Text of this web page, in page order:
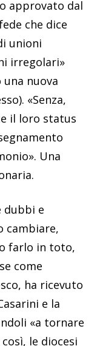
approvato dal
che dice
unioni
irregolari»
nuova
«Senza,
il loro status
Una
dubbi e
cambiare,
farlo in toto,
come
ha ricevuto
e la
«a tornare
le diocesi